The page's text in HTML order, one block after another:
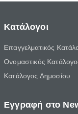
Κατάλογοι
Επαγγελματικός
Ονομαστικός
Κατάλογος Δημοσίου
Εγγραφή στο